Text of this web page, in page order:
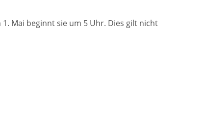
Mai beginnt sie um 5 Uhr. Dies gilt nicht